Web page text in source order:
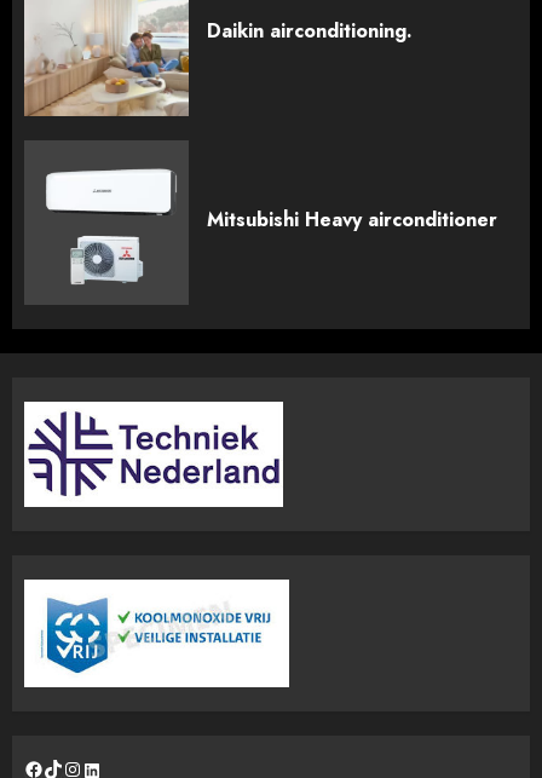
Daikin airconditioning.
Mitsubishi Heavy airconditioner
Facebook
TikTok
Instagram
LinkedIn